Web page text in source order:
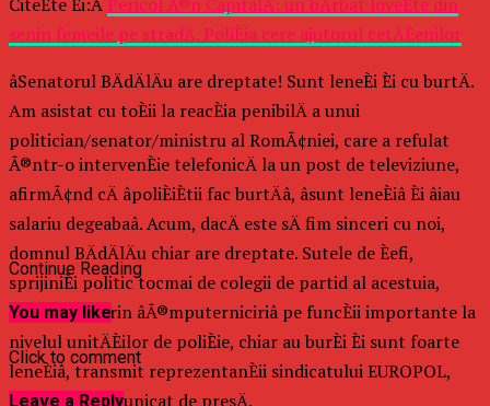
senin femeile pe stradÄ. PoliÈia cere ajutorul cetÄÈenilor
âSenatorul BÄdÄlÄu are dreptate! Sunt leneÈi Èi cu burtÄ.
Am asistat cu toÈii la reacÈia penibilÄ a unui
politician/senator/ministru al RomÃ¢niei, care a refulat
Ã®ntr-o intervenÈie telefonicÄ la un post de televiziune,
afirmÃ¢nd cÄ âpoliÈiÈtii fac burtÄâ, âsunt leneÈiâ Èi âiau
salariu degeabaâ. Acum, dacÄ este sÄ fim sinceri cu noi,
domnul BÄdÄlÄu chiar are dreptate. Sutele de Èefi,
sprijiniÈi politic tocmai de colegii de partid al acestuia,
promovaÈi prin âÃ®mputerniciriâ pe funcÈii importante la
nivelul unitÄÈilor de poliÈie, chiar au burÈi Èi sunt foarte
leneÈiâ, transmit reprezentanÈii sindicatului EUROPOL,
printr-un comunicat de presÄ.
Continue Reading
You may like
Click to comment
Leave a Reply